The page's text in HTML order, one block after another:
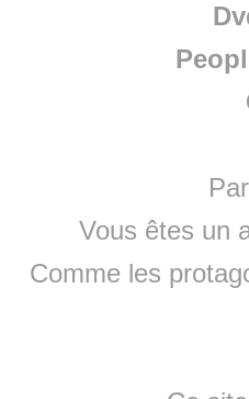
Vous êtes un
Comme les